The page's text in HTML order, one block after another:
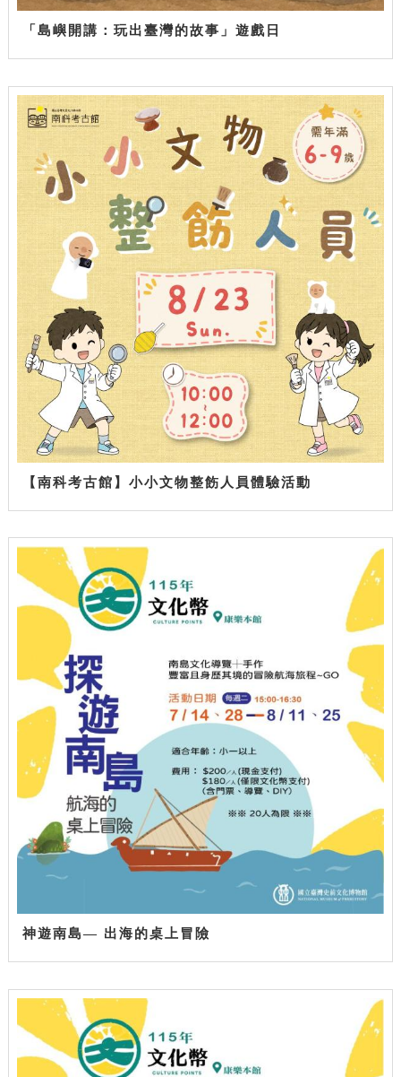
「島嶼開講：玩出臺灣的故事」遊戲日
【南科考古館】小小文物整飭人員體驗活動
神遊南島— 出海的桌上冒險